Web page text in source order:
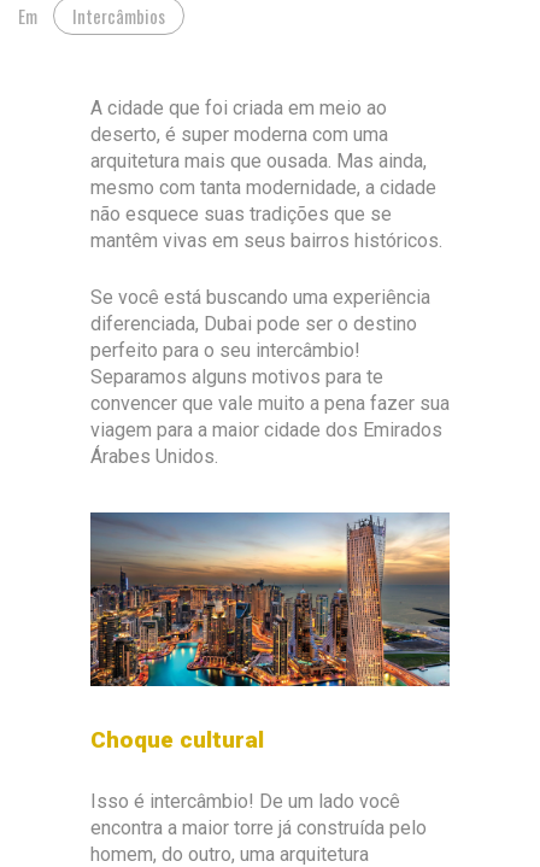
Em Intercâmbios
A cidade que foi criada em meio ao
deserto, é super moderna com uma
arquitetura mais que ousada. Mas ainda,
mesmo com tanta modernidade, a cidade
não esquece suas tradições que se
mantêm vivas em seus bairros históricos.
Se você está buscando uma experiência
diferenciada, Dubai pode ser o destino
perfeito para o seu intercâmbio!
Separamos alguns motivos para te
convencer que vale muito a pena fazer sua
viagem para a maior cidade dos Emirados
Árabes Unidos.
Choque cultural
Isso é intercâmbio! De um lado você
encontra a maior torre já construída pelo
homem, do outro, uma arquitetura